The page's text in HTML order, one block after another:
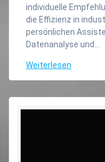
individuelle
die Effizienz in
persönlichen
Datenanalyse und…
Weiterlesen